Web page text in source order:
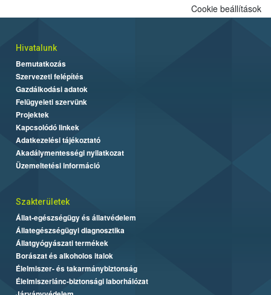
Cookie beállítások
Hivatalunk
Bemutatkozás
Szervezeti felépítés
Gazdálkodási adatok
Felügyeleti szervünk
Projektek
Kapcsolódó linkek
Adatkezelési tájékoztató
Akadálymentességi nyilatkozat
Üzemeltetési információ
Szakterületek
Állat-egészségügy és állatvédelem
Állategészségügyi diagnosztika
Állatgyógyászati termékek
Borászat és alkoholos italok
Élelmiszer- és takarmánybiztonság
Élelmiszerlánc-biztonsági laborhálózat